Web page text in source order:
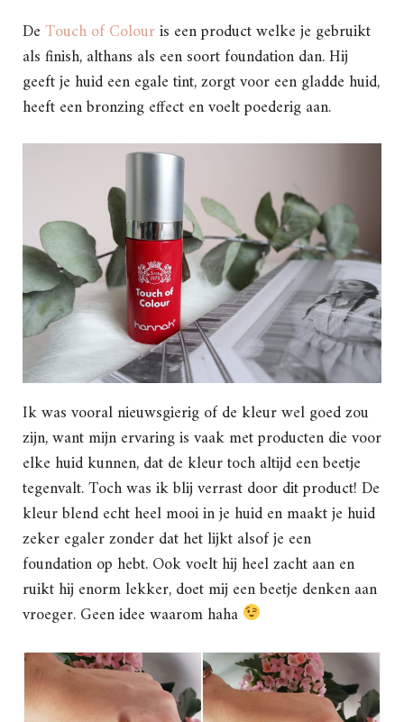
DeTouch of Colouris een product welke je gebruikt
als finish, althans als een soort foundation dan. Hij
geeft je huid een egale tint, zorgt voor een gladde huid,
heeft een bronzing effect en voelt poederig aan.
Ik was vooral nieuwsgierig of de kleur wel goed zou
zijn, want mijn ervaring is vaak met producten die voor
elke huid kunnen, dat de kleur toch altijd een beetje
tegenvalt. Toch was ik blij verrast door dit product! De
kleur blend echt heel mooi in je huid en maakt je huid
zeker egaler zonder dat het lijkt alsof je een
foundation op hebt. Ook voelt hij heel zacht aan en
ruikt hij enorm lekker, doet mij een beetje denken aan
vroeger. Geen idee waarom haha